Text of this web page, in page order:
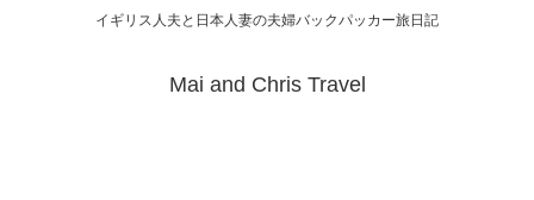
イギリス人夫と日本人妻の夫婦バックパッカー旅日記
Mai and Chris Travel